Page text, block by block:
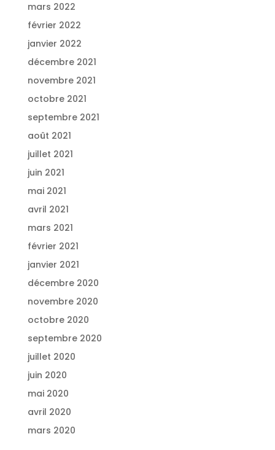
mars 2022
février 2022
janvier 2022
décembre 2021
novembre 2021
octobre 2021
septembre 2021
août 2021
juillet 2021
juin 2021
mai 2021
avril 2021
mars 2021
février 2021
janvier 2021
décembre 2020
novembre 2020
octobre 2020
septembre 2020
juillet 2020
juin 2020
mai 2020
avril 2020
mars 2020